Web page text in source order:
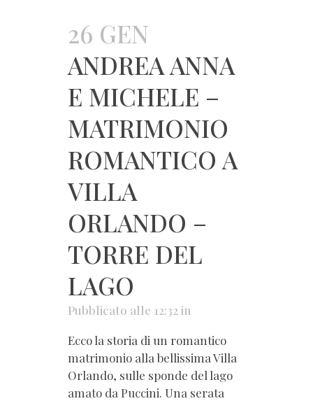
26 GEN
ANDREA ANNA
E MICHELE –
MATRIMONIO
ROMANTICO A
VILLA
ORLANDO –
TORRE DEL
LAGO
Pubblicato alle 12:32in
Ecco la storia di un romantico
matrimonio alla bellissima Villa
Orlando, sulle sponde del lago
amato da Puccini. Una serata